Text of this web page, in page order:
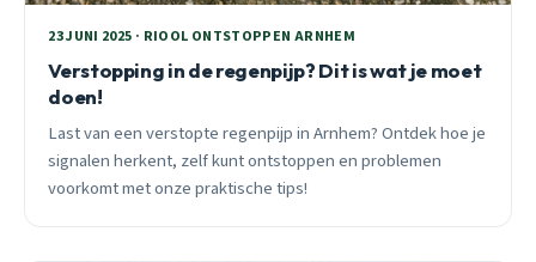
23 JUNI 2025 · RIOOL ONTSTOPPEN ARNHEM
Verstopping in de regenpijp? Dit is wat je moet
doen!
Last van een verstopte regenpijp in Arnhem? Ontdek hoe je
signalen herkent, zelf kunt ontstoppen en problemen
voorkomt met onze praktische tips!